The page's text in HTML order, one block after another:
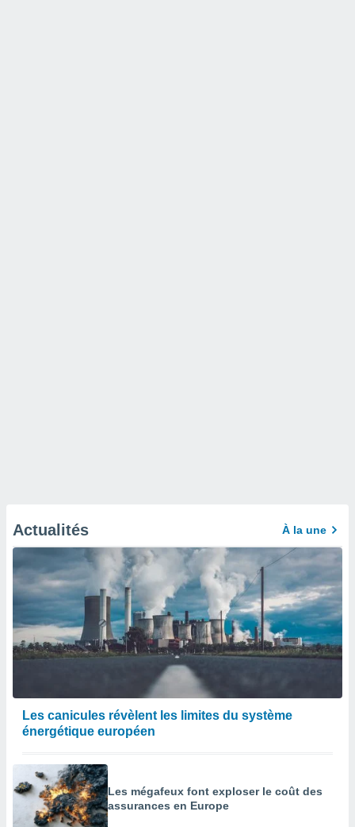
Actualités À la une
Les canicules révèlent les limites du système
énergétique européen
Les mégafeux font exploser le coût des
assurances en Europe